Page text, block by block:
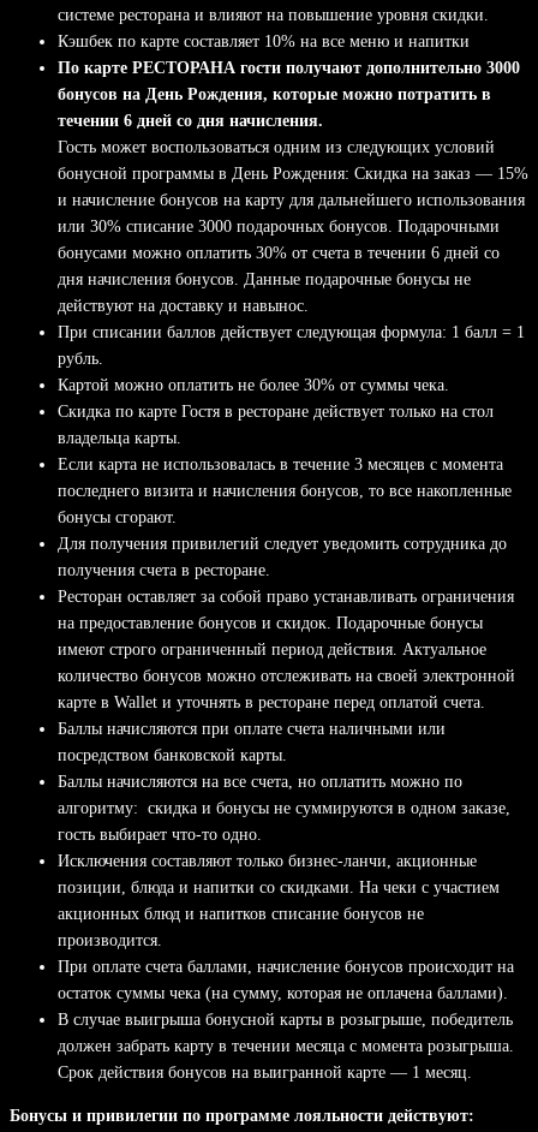
системе ресторана и влияют на повышение уровня скидки.
Кэшбек по карте составляет 10% на все меню и напитки
По карте РЕСТОРАНА гости получают дополнительно 3000
бонусов на День Рождения, которые можно потратить в
течении 6 дней со дня начисления.
Гость может воспользоваться одним из следующих условий
бонусной программы в День Рождения: Скидка на заказ — 15%
и начисление бонусов на карту для дальнейшего использования
или 30% cписание 3000 подарочных бонусов. Подарочными
бонусами можно оплатить 30% от счета в течении 6 дней со
дня начисления бонусов. Данные подарочные бонусы не
действуют на доставку и навынос.
При списании баллов действует следующая формула: 1 балл = 1
рубль.
Картой можно оплатить не более 30% от суммы чека.
Скидка по карте Гостя в ресторане действует только на стол
владельца карты.
Если карта не использовалась в течение 3 месяцев с момента
последнего визита и начисления бонусов, то все накопленные
бонусы сгорают.
Для получения привилегий следует уведомить сотрудника до
получения счета в ресторане.
Ресторан оставляет за собой право устанавливать ограничения
на предоставление бонусов и скидок. Подарочные бонусы
имеют строго ограниченный период действия. Актуальное
количество бонусов можно отслеживать на своей электронной
карте в Wallet и уточнять в ресторане перед оплатой счета.
Баллы начисляются при оплате счета наличными или
посредством банковской карты.
Баллы начисляются на все счета, но оплатить можно по
алгоритму: скидка и бонусы не суммируются в одном заказе,
гость выбирает что-то одно.
Исключения составляют только бизнес-ланчи, акционные
позиции, блюда и напитки со скидками. На чеки с участием
акционных блюд и напитков списание бонусов не
производится.
При оплате счета баллами, начисление бонусов происходит на
остаток суммы чека (на сумму, которая не оплачена баллами).
В случае выигрыша бонусной карты в розыгрыше, победитель
должен забрать карту в течении месяца с момента розыгрыша.
Срок действия бонусов на выигранной карте — 1 месяц.
Бонусы и привилегии по программе лояльности действуют: